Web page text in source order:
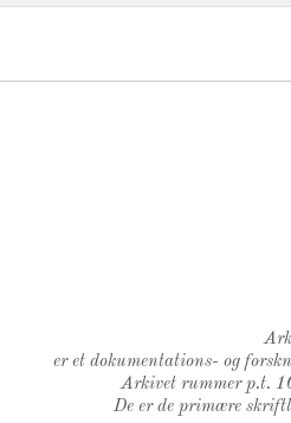
er et dokumentations- og
Arkivet rummer p.t.
De er de primære